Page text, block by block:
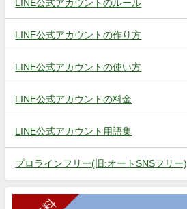
LINE公式アカウントのルール
LINE公式アカウントの作り方
LINE公式アカウントの使い方
LINE公式アカウントの料金
LINE公式アカウント用語集
プロラインフリー(旧:オートSNSフリー)